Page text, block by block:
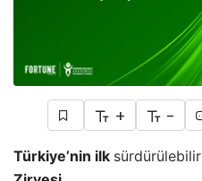
+ -
Türkiye’nin ilk sürdürülebilir